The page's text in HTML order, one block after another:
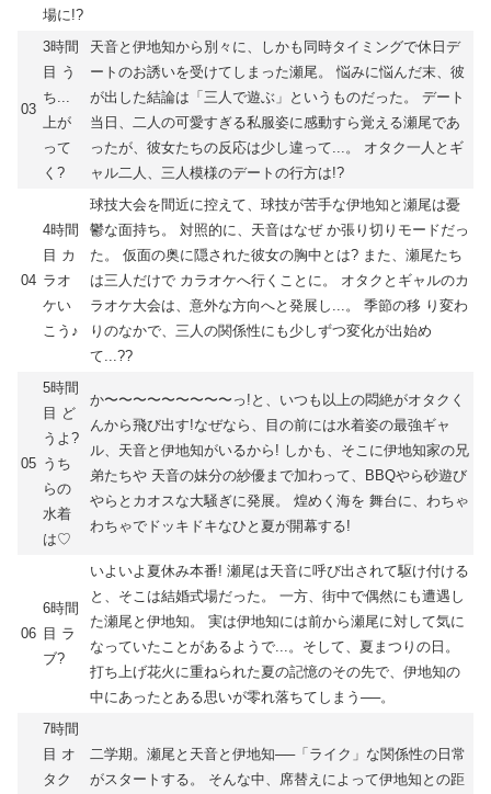
場に!?
03
3時間
目 う
ち...
上が
って
く?
天音と伊地知から別々に、しかも同時タイミングで休日デ
ートのお誘いを受けてしまった瀬尾。 悩みに悩んだ末、彼
が出した結論は「三人で遊ぶ」というものだった。 デート
当日、二人の可愛すぎる私服姿に感動すら覚える瀬尾であ
ったが、彼女たちの反応は少し違って...。 オタク一人とギ
ャル二人、三人模様のデートの行方は!?
04
4時間
目 カ
ラオ
ケい
こう♪
球技大会を間近に控えて、球技が苦手な伊地知と瀬尾は憂
鬱な面持ち。 対照的に、天音はなぜ か張り切りモードだっ
た。 仮面の奥に隠された彼女の胸中とは? また、瀬尾たち
は三人だけで カラオケへ行くことに。 オタクとギャルのカ
ラオケ大会は、意外な方向へと発展し...。 季節の移 り変わ
りのなかで、三人の関係性にも少しずつ変化が出始め
て...??
05
5時間
目 ど
うよ?
うち
らの
水着
は♡
か〜〜〜〜〜〜〜〜〜っ!と、いつも以上の悶絶がオタクく
んから飛び出す!なぜなら、目の前には水着姿の最強ギャ
ル、天音と伊地知がいるから! しかも、そこに伊地知家の兄
弟たちや 天音の妹分の紗優まで加わって、BBQやら砂遊び
やらとカオスな大騒ぎに発展。 煌めく海を 舞台に、わちゃ
わちゃでドッキドキなひと夏が開幕する!
06
6時間
目 ラ
ブ?
いよいよ夏休み本番! 瀬尾は天音に呼び出されて駆け付ける
と、そこは結婚式場だった。 一方、街中で偶然にも遭遇し
た瀬尾と伊地知。 実は伊地知には前から瀬尾に対して気に
なっていたことがあるようで...。そして、夏まつりの日。
打ち上げ花火に重ねられた夏の記憶のその先で、伊地知の
中にあったとある思いが零れ落ちてしまう──。
7時間
目 オ
タク
二学期。瀬尾と天音と伊地知──「ライク」な関係性の日常
がスタートする。 そんな中、席替えによって伊地知との距